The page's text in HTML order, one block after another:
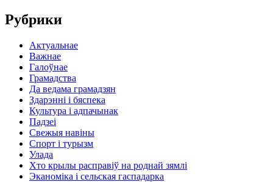
Рубрики
Актуальнае
Важнае
Галоўнае
Грамадства
Да ведама грамадзян
Здарэнні і бяспека
Культура і адпачынак
Падзеі
Свежыя навіны
Спорт і турызм
Улада
Хто крылы расправіў на роднай зямлі
Эканоміка і сельская гаспадарка